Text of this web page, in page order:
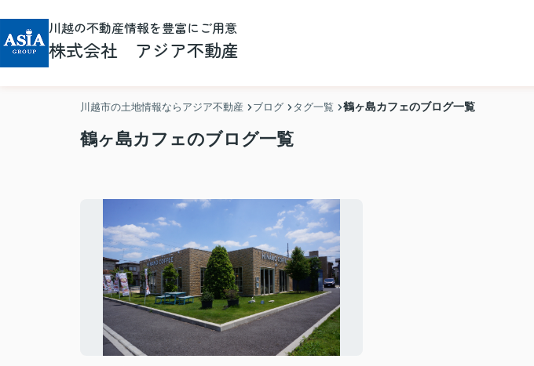
川越の不動産情報を豊富にご用意
株式会社 アジア不動産
川越市の土地情報ならアジア不動産 ブログ タグ一覧 鶴ヶ島カフェのブログ一覧
鶴ヶ島カフェのブログ一覧